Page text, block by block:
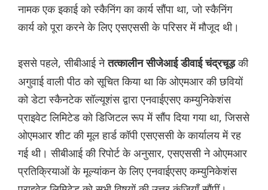
नामक एक इकाई को स्कैनिंग का कार्य सौंपा था, जो स्कैनिंग
कार्य को पूरा करने के लिए एसएससी के परिसर में मौजूद थी।
इससे पहले, सीबीआई नेतत्कालीन सीजेआई डीवाई चंद्रचूड़की
अगुवाई वाली पीठ को सूचित किया था कि ओएमआर की छवियों
को डेटा स्कैनटेक सॉल्यूशंस द्वारा एनवाईएसए कम्युनिकेशंस
प्राइवेट लिमिटेड को डिजिटल रूप में सौंप दिया गया था, जिससे
ओएमआर शीट की मूल हार्ड कॉपी एसएससी के कार्यालय में रह
गई थी। सीबीआई की रिपोर्ट के अनुसार, एसएससी ने ओएमआर
प्रतिक्रियाओं के मूल्यांकन के लिए एनवाईएसए कम्युनिकेशंस